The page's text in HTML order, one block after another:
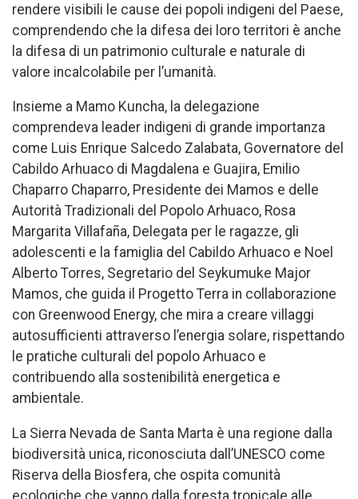
rendere visibili le cause dei popoli indigeni del Paese,
comprendendo che la difesa dei loro territori è anche
la difesa di un patrimonio culturale e naturale di
valore incalcolabile per l’umanità.
Insieme a Mamo Kuncha, la delegazione
comprendeva leader indigeni di grande importanza
come Luis Enrique Salcedo Zalabata, Governatore del
Cabildo Arhuaco di Magdalena e Guajira, Emilio
Chaparro Chaparro, Presidente dei Mamos e delle
Autorità Tradizionali del Popolo Arhuaco, Rosa
Margarita Villafaña, Delegata per le ragazze, gli
adolescenti e la famiglia del Cabildo Arhuaco e Noel
Alberto Torres, Segretario del Seykumuke Major
Mamos, che guida il Progetto Terra in collaborazione
con Greenwood Energy, che mira a creare villaggi
autosufficienti attraverso l’energia solare, rispettando
le pratiche culturali del popolo Arhuaco e
contribuendo alla sostenibilità energetica e
ambientale.
La Sierra Nevada de Santa Marta è una regione dalla
biodiversità unica, riconosciuta dall’UNESCO come
Riserva della Biosfera, che ospita comunità
ecologiche che vanno dalla foresta tropicale alle